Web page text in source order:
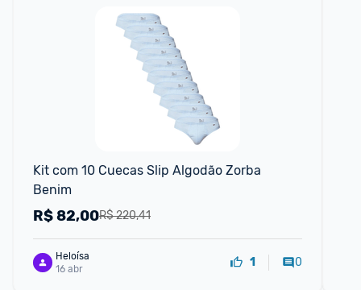
Kit com 10 Cuecas Slip Algodão Zorba
Benim
R$ 220,41
R$82,00
Heloísa
16 abr
1 0